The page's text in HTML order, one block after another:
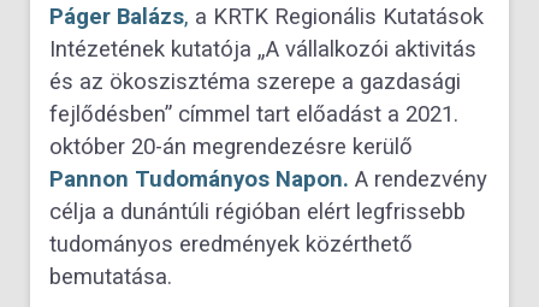
Páger Balázs, a KRTK Regionális Kutatások
Intézetének kutatója „A vállalkozói aktivitás
és az ökoszisztéma szerepe a gazdasági
fejlődésben” címmel tart előadást a 2021.
október 20-án megrendezésre kerülő
Pannon Tudományos Napon. A rendezvény
célja a dunántúli régióban elért legfrissebb
tudományos eredmények közérthető
bemutatása.